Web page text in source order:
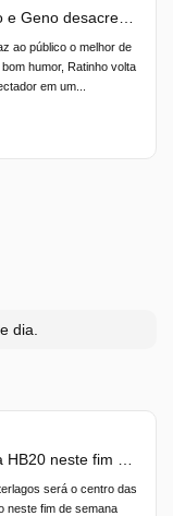
ao público o melhor de
humor, Ratinho volta
em um...
dia.
será o centro das
neste fim de semana